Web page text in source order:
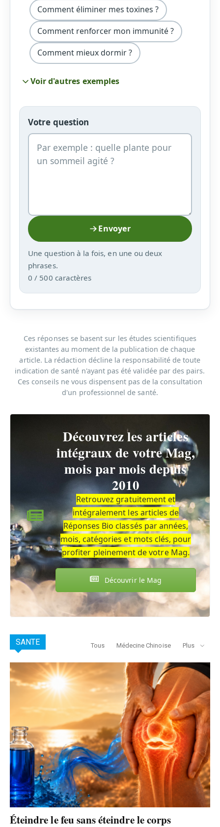
Comment éliminer mes toxines ?
Comment renforcer mon immunité ?
Comment mieux dormir ?
Voir d'autres exemples
Votre question
Envoyer
Une question à la fois, en une ou deux
phrases.
0 / 500 caractères
Ces réponses se basent sur les études scientifiques
existantes au moment de la publication de chaque
article. La rédaction décline la responsabilité de toute
indication de santé n'ayant pas été validée par des pairs.
Ces conseils ne vous dispensent pas de la consultation
d'un professionnel de santé.
Découvrez les articles
intégraux de votre Mag,
mois par mois depuis
2010
Retrouvez gratuitement et
intégralement les articles de
Réponses Bio classés par années,
mois, catégories et mots clés, pour
profiter pleinement de votre Mag.
Découvrir le Mag
SANTE Tous Médecine Chinoise Plus
Éteindre le feu sans éteindre le corps